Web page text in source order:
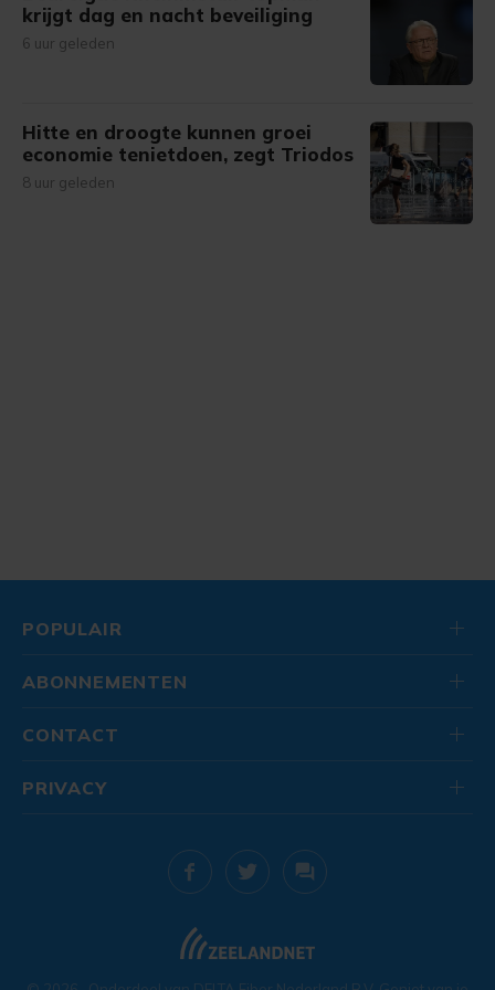
krijgt dag en nacht beveiliging
6 uur geleden
Hitte en droogte kunnen groei
economie tenietdoen, zegt Triodos
8 uur geleden
POPULAIR
ABONNEMENTEN
CONTACT
PRIVACY